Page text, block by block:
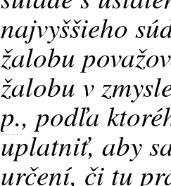
najvyššieho
žalobu
žalobu v
p., podľa
uplatniť, aby
určení, či tu